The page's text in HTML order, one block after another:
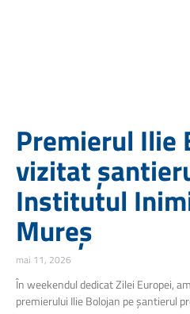
Premierul Ilie
vizitat
Institutul
Mureș
mai 11, 2026
În weekendul dedicat Zilei Europei,
premierului Ilie Bolojan pe șantierul